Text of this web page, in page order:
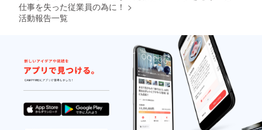
料及び
はお届
け商品
のラベ
ルに表
記され
ます。
商品開
封前に
は必ず
お届け
仕事を失った従業員の為に！ >
活動報告一覧